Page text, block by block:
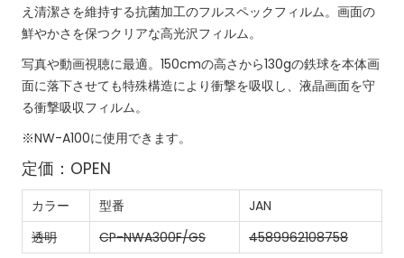
え清潔さを維持する抗菌加工のフルスペックフィルム。画面の
鮮やかさを保つクリアな高光沢フィルム。
写真や動画視聴に最適。150cmの高さから130gの鉄球を本体画
面に落下させても特殊構造により衝撃を吸収し、液晶画面を守
る衝撃吸収フィルム。
※NW-A100に使用できます。
定価：OPEN
カラー 型番
JAN
透明
CP-NWA300F/GS 4589962108758